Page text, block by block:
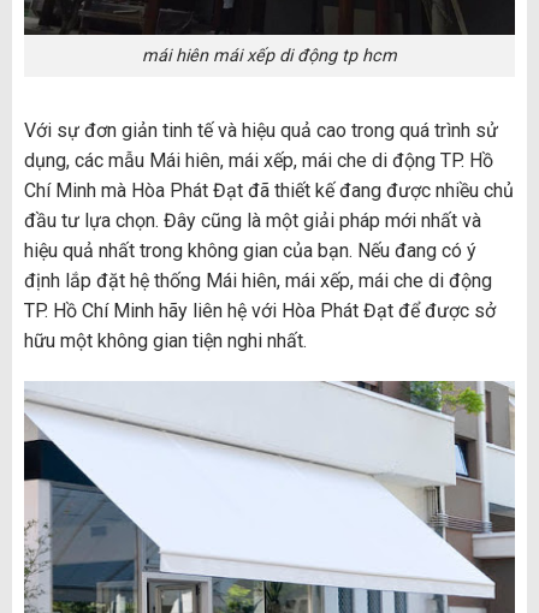
mái hiên mái xếp di động tp hcm
Với sự đơn giản tinh tế và hiệu quả cao trong quá trình sử
dụng, các mẫu Mái hiên, mái xếp, mái che di động TP. Hồ
Chí Minh mà Hòa Phát Đạt đã thiết kế đang được nhiều chủ
đầu tư lựa chọn. Đây cũng là một giải pháp mới nhất và
hiệu quả nhất trong không gian của bạn. Nếu đang có ý
định lắp đặt hệ thống Mái hiên, mái xếp, mái che di động
TP. Hồ Chí Minh hãy liên hệ với Hòa Phát Đạt để được sở
hữu một không gian tiện nghi nhất.